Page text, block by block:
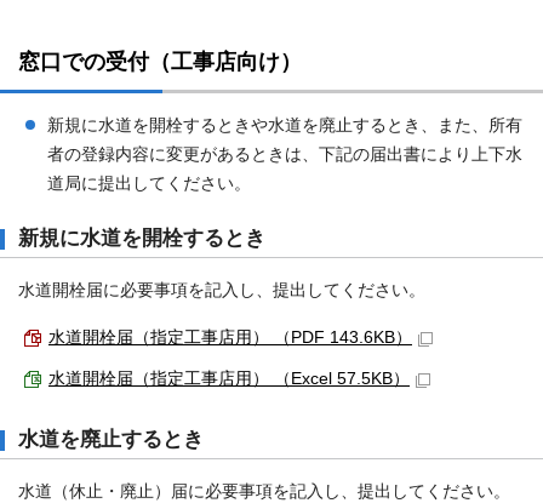
窓口での受付（工事店向け）
新規に水道を開栓するときや水道を廃止するとき、また、所有
者の登録内容に変更があるときは、下記の届出書により上下水
道局に提出してください。
新規に水道を開栓するとき
水道開栓届に必要事項を記入し、提出してください。
水道開栓届（指定工事店用） （PDF 143.6KB）
水道開栓届（指定工事店用） （Excel 57.5KB）
水道を廃止するとき
水道（休止・廃止）届に必要事項を記入し、提出してください。